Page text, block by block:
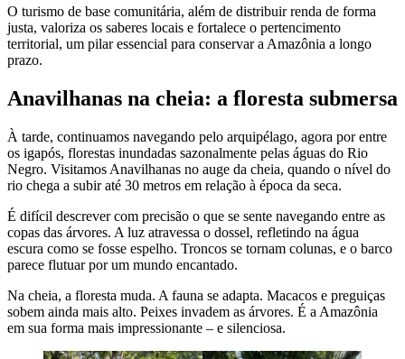
O turismo de base comunitária, além de distribuir renda de forma
justa, valoriza os saberes locais e fortalece o pertencimento
territorial, um pilar essencial para conservar a Amazônia a longo
prazo.
Anavilhanas na cheia: a floresta submersa
À tarde, continuamos navegando pelo arquipélago, agora por entre
os igapós, florestas inundadas sazonalmente pelas águas do Rio
Negro. Visitamos Anavilhanas no auge da cheia, quando o nível do
rio chega a subir até 30 metros em relação à época da seca.
É difícil descrever com precisão o que se sente navegando entre as
copas das árvores. A luz atravessa o dossel, refletindo na água
escura como se fosse espelho. Troncos se tornam colunas, e o barco
parece flutuar por um mundo encantado.
Na cheia, a floresta muda. A fauna se adapta. Macacos e preguiças
sobem ainda mais alto. Peixes invadem as árvores. É a Amazônia
em sua forma mais impressionante – e silenciosa.